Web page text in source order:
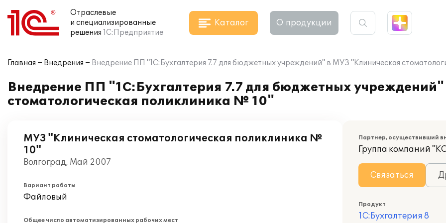
Отраслевые
и специализированные
решения 1С:Предприятие
Каталог О продукции
Главная Внедрения Внедрение ПП "1С:Бухгалтерия 7.7 для бюджетных учреждений" в МУЗ "Клиническая
Внедрение ПП "1С:Бухгалтерия 7.7 для бюджетных
стоматологическая поликлиника № 10"
МУЗ "Клиническая стоматологическая поликлиника №
10"
Волгоград, Май 2007
Вариант работы
Файловый
Общее число автоматизированных рабочих мест
Партнер, осуществивший
Группа компаний
Связаться
Продукт
1С:Бухгалтерия 8